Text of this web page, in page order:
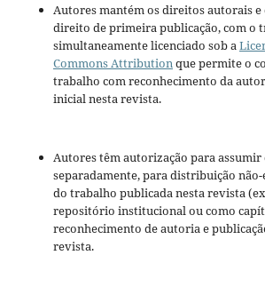
Autores mantém os direitos autorais e
direito de primeira publicação, com o
simultaneamente licenciado sob a
Commons Attributionque permite o
trabalho com reconhecimento da
inicial nesta revista.
Autores têm autorização para
separadamente, para distribuição
do trabalho publicada nesta revista
repositório institucional ou como
reconhecimento de autoria e
revista.